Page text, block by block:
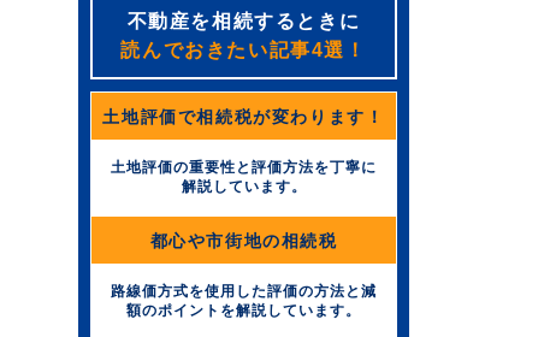
不動産を相続するときに
読んでおきたい記事4選！
土地評価で相続税が変わります！
土地評価の重要性と評価方法を丁寧に
解説しています。
都心や市街地の相続税
路線価方式を使用した評価の方法と減
額のポイントを解説しています。